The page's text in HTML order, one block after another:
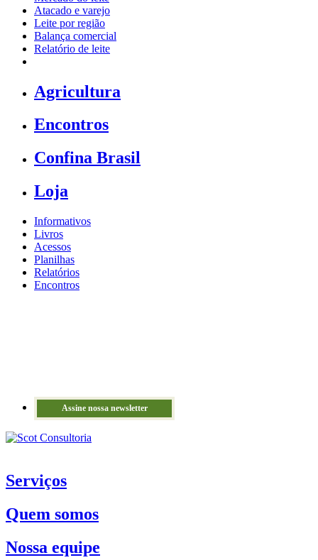
Atacado e varejo
Leite por região
Balança comercial
Relatório de leite
Agricultura
Encontros
Confina Brasil
Loja
Informativos
Livros
Acessos
Planilhas
Relatórios
Encontros
Assine nossa newsletter
Serviços
Quem somos
Nossa equipe